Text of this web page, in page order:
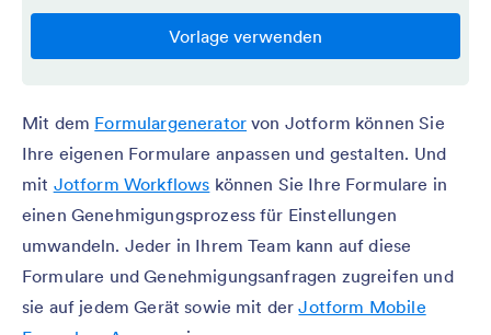
Mit dem Formulargenerator von Jotform können Sie
Ihre eigenen Formulare anpassen und gestalten. Und
mit Jotform Workflows können Sie Ihre Formulare in
einen Genehmigungsprozess für Einstellungen
umwandeln. Jeder in Ihrem Team kann auf diese
Formulare und Genehmigungsanfragen zugreifen und
sie auf jedem Gerät sowie mit derJotform Mobile